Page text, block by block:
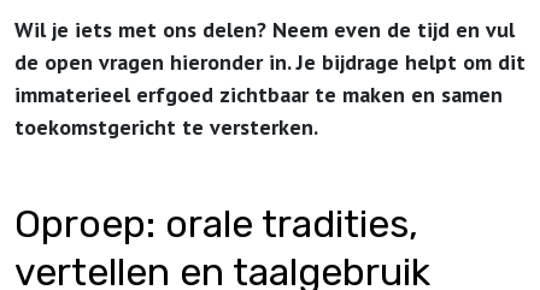
Wil je iets met ons delen? Neem even de tijd en vul
de open vragen hieronder in. Je bijdrage helpt om dit
immaterieel erfgoed zichtbaar te maken en samen
toekomstgericht te versterken.